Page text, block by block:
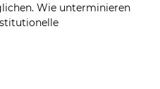
Wie unterminieren